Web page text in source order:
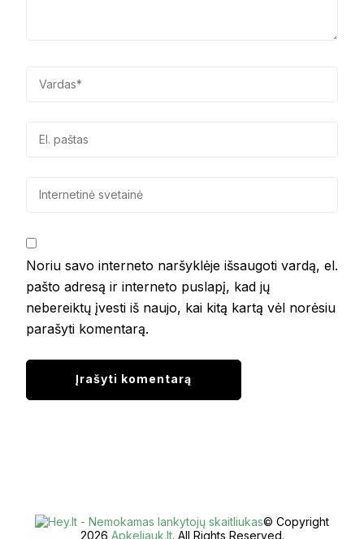
Noriu savo interneto naršyklėje išsaugoti vardą, el.
pašto adresą ir interneto puslapį, kad jų
nebereiktų įvesti iš naujo, kai kitą kartą vėl norėsiu
parašyti komentarą.
© Copyright
2026 Apkeliauk.lt. All Rights Reserved.